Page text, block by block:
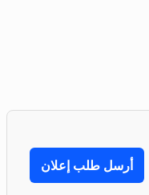
أرسل طلب إعلان